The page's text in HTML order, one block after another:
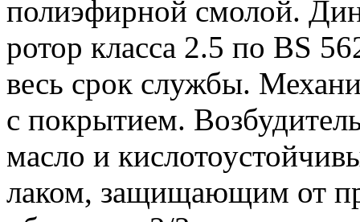
полиэфирной смолой.
ротор класса 2.5 по BS
весь срок службы.
с покрытием.
масло и
лаком, защищающим от